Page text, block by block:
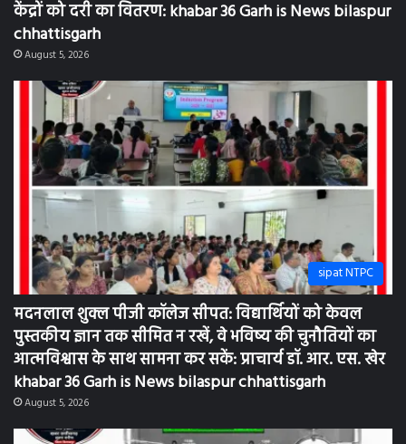
chhattisgarh
August 5, 2026
sipat NTPC
मदनलाल शुक्ल पीजी कॉलेज सीपत: विद्यार्थियों को केवल
पुस्तकीय ज्ञान तक सीमित न रखें, वे भविष्य की चुनौतियों का
आत्मविश्वास के साथ सामना कर सकें: प्राचार्य डॉ. आर. एस. खेर
khabar 36 Garh is News bilaspur chhattisgarh
August 5, 2026